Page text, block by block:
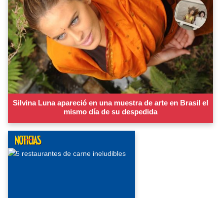
Silvina Luna apareció en una muestra de arte en Brasil el
mismo día de su despedida